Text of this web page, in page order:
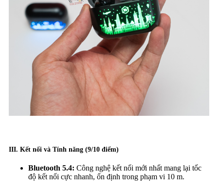
III. Kết nối và Tính năng (9/10 điểm)
Bluetooth 5.4: Công nghệ kết nối mới nhất mang lại tốc
độ kết nối cực nhanh, ổn định trong phạm vi 10 m.